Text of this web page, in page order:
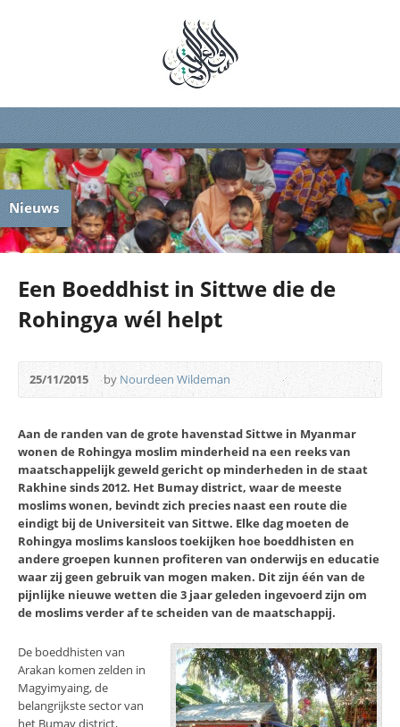
Nieuws
Een Boeddhist in Sittwe die de
Rohingya wél helpt
25/11/2015 byNourdeen Wildeman
Aan de randen van de grote havenstad Sittwe in Myanmar
wonen de Rohingya moslim minderheid na een reeks van
maatschappelijk geweld gericht op minderheden in de staat
Rakhine sinds 2012. Het Bumay district, waar de meeste
moslims wonen, bevindt zich precies naast een route die
eindigt bij de Universiteit van Sittwe. Elke dag moeten de
Rohingya moslims kansloos toekijken hoe boeddhisten en
andere groepen kunnen profiteren van onderwijs en educatie
waar zij geen gebruik van mogen maken. Dit zijn één van de
pijnlijke nieuwe wetten die 3 jaar geleden ingevoerd zijn om
de moslims verder af te scheiden van de maatschappij.
De boeddhisten van
Arakan komen zelden in
Magyimyaing, de
belangrijkste sector van
het Bumay district,